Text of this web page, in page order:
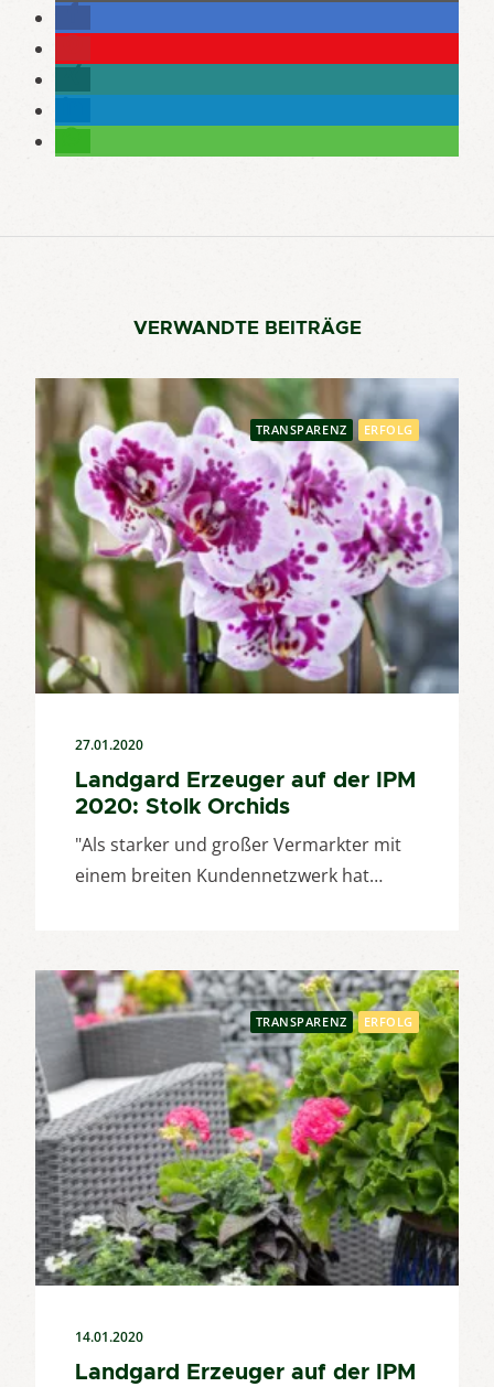
VERWANDTE BEITRÄGE
TRANSPARENZ ERFOLG
27.01.2020
Landgard Erzeuger auf der IPM
2020: Stolk Orchids
"Als starker und großer Vermarkter mit
einem breiten Kundennetzwerk hat…
TRANSPARENZ ERFOLG
14.01.2020
Landgard Erzeuger auf der IPM